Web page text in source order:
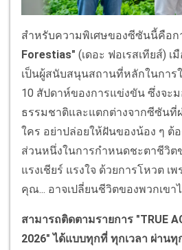
สำหรับความพิเศษของซีซันนี้คือก
Forestias" (เดอะ ฟอเรสเทียส์)
เป็นผู้สนับสนุนสถานที่หลักในการ
10 สัปดาห์ของการแข่งขัน ซึ่งจะ
ธรรมชาติและแตกต่างจากซีซันที่
ใคร อย่าปล่อยให้ฝันของน้อง ๆ ต้
ส่วนหนึ่งในการกำหนดชะตาชีวิต
แรงเชียร์ แรงใจ ด้วยการโหวต เ
คุณ... อาจเปลี่ยนชีวิตของพวกเขา
สามารถติดตามรายการ "TRUE
2026" ได้แบบทุกที่ ทุกเวลา ผ่าน